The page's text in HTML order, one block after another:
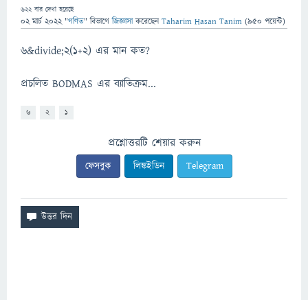
622বার দেখা হয়েছে
02 মার্চ 2022 "গণিত" বিভাগে জিজ্ঞাসাকরেছেনTaharim Hasan Tanim (950 পয়েন্ট)
6&divide;2(1+2) এর মান কত?
প্রচলিত BODMAS এর ব্যাতিক্রম...
6 2 1
প্রশ্নোত্তরটি শেয়ার করুন
ফেসবুক লিঙ্কইডিন Telegram